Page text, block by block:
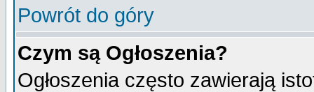
Powrót do góry
Czym są Ogłoszenia?
Ogłoszenia często zawierają